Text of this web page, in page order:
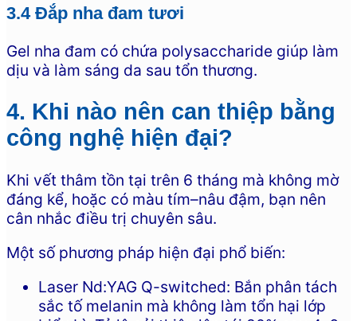
3.4 Đắp nha đam tươi
Gel nha đam có chứa polysaccharide giúp làm
dịu và làm sáng da sau tổn thương.
4. Khi nào nên can thiệp bằng
công nghệ hiện đại?
Khi vết thâm tồn tại trên 6 tháng mà không mờ
đáng kể, hoặc có màu tím–nâu đậm, bạn nên
cân nhắc điều trị chuyên sâu.
Một số phương pháp hiện đại phổ biến:
Laser Nd:YAG Q-switched: Bắn phân tách
sắc tố melanin mà không làm tổn hại lớp